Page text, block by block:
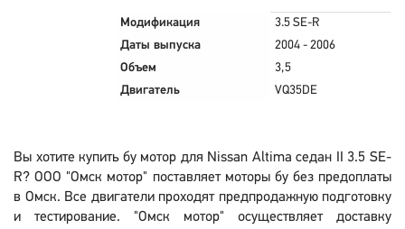
Модификация
3.5 SE-R
Даты выпуска
2004 - 2006
Объем
3,5
Двигатель
VQ35DE
Вы хотите купить бу мотор для Nissan Altima седан II 3.5 SE-
R? ООО "Омск мотор" поставляет моторы бу без предоплаты
в Омск. Все двигатели проходят предпродажную подготовку
и тестирование. "Омск мотор" осуществляет доставку